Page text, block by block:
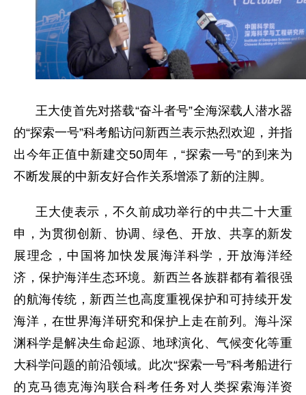
王大使首先对搭载“奋斗者号”全海深载人潜水器
的“探索一号”科考船访问新西兰表示热烈欢迎，并指
出今年正值中新建交50周年，“探索一号”的到来为
不断发展的中新友好合作关系增添了新的注脚。
王大使表示，不久前成功举行的中共二十大重
申，为贯彻创新、协调、绿色、开放、共享的新发
展理念，中国将加快发展海洋科学，开放海洋经
济，保护海洋生态环境。新西兰各族群都有着很强
的航海传统，新西兰也高度重视保护和可持续开发
海洋，在世界海洋研究和保护上走在前列。海斗深
渊科学是解决生命起源、地球演化、气候变化等重
大科学问题的前沿领域。此次“探索一号”科考船进行
的克马德克海沟联合科考任务对人类探索海洋资